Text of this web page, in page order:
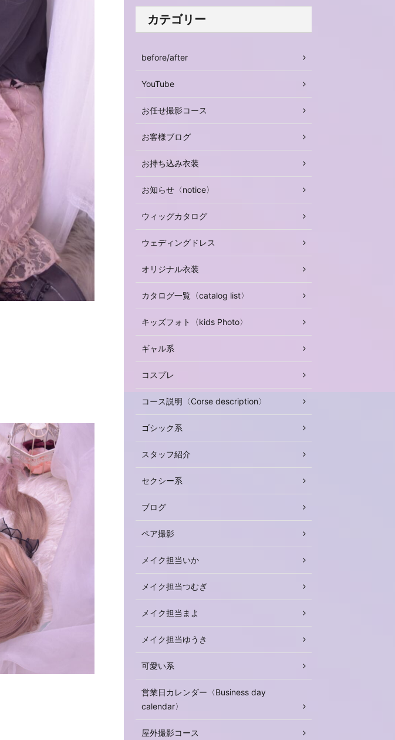
カテゴリー
before/after
YouTube
お任せ撮影コース
お客様ブログ
お持ち込み衣装
お知らせ〈notice〉
ウィッグカタログ
ウェディングドレス
オリジナル衣装
カタログ一覧〈catalog list〉
キッズフォト〈kids Photo〉
ギャル系
コスプレ
コース説明〈Corse description〉
ゴシック系
スタッフ紹介
セクシー系
ブログ
ペア撮影
メイク担当いか
メイク担当つむぎ
メイク担当まよ
メイク担当ゆうき
可愛い系
営業日カレンダー〈Business day
calendar〉
屋外撮影コース